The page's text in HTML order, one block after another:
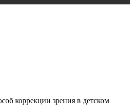
коррекции зрения в детском